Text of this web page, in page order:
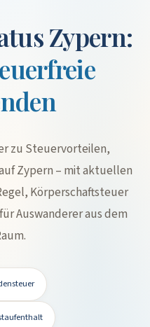
Zypern:
zu Steuervorteilen,
Zypern – mit aktuellen
Körperschaftsteuer
Auswanderer aus dem